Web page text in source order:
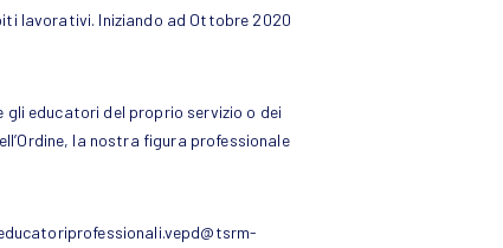
lavorativi. Iniziando ad Ottobre 2020
gli educatori del proprio servizio o dei
la nostra figura professionale